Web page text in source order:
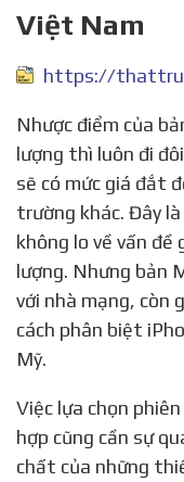
Việt Nam
Nhược điểm của bản Mỹ chính là mức giá cả. Chất
lượng thì luôn đi
sẽ có mức giá đắt
trường khác. Đây
không lo về vấn đề
lượng. Nhưng bản
với nhà mạng, còn
cách phân biệt
Mỹ.
Việc lựa chọn phiên bản iPhone của nước nào là phù
hợp cũng cần sự
chất của những